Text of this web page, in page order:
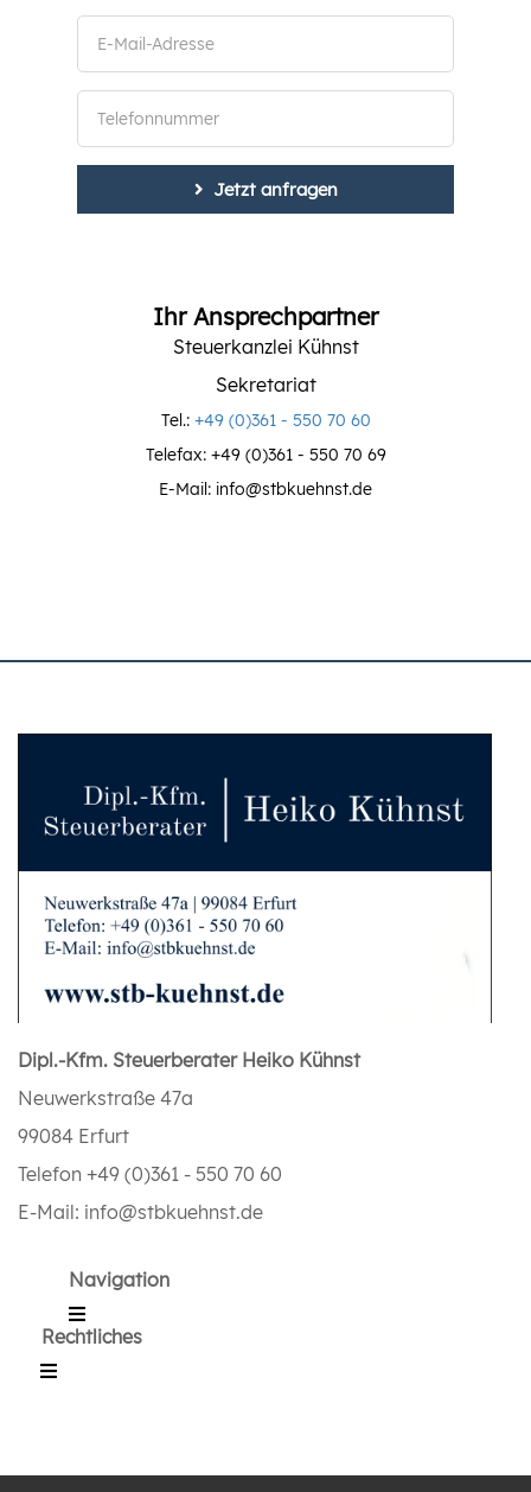
Jetzt anfragen
Ihr Ansprechpartner
Steuerkanzlei Kühnst
Sekretariat
Tel.: +49 (0)361 - 550 70 60
Telefax: +49 (0)361 - 550 70 69
E-Mail: info@stbkuehnst.de
Dipl.-Kfm. Steuerberater Heiko Kühnst
Neuwerkstraße 47a
99084 Erfurt
Telefon +49 (0)361 - 550 70 60
E-Mail: info@stbkuehnst.de
Navigation
Rechtliches